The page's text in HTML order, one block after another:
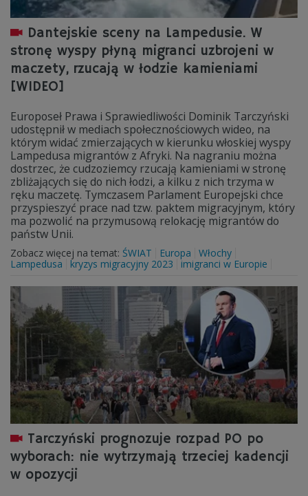
Dantejskie sceny na Lampedusie. W
stronę wyspy płyną migranci uzbrojeni w
maczety, rzucają w łodzie kamieniami
[WIDEO]
Europoseł Prawa i Sprawiedliwości Dominik Tarczyński
udostępnił w mediach społecznościowych wideo, na
którym widać zmierzających w kierunku włoskiej wyspy
Lampedusa migrantów z Afryki. Na nagraniu można
dostrzec, że cudzoziemcy rzucają kamieniami w stronę
zbliżających się do nich łodzi, a kilku z nich trzyma w
ręku maczetę. Tymczasem Parlament Europejski chce
przyspieszyć prace nad tzw. paktem migracyjnym, który
ma pozwolić na przymusową relokację migrantów do
państw Unii.
Zobacz więcej na temat: ŚWIAT Europa
Włochy
Lampedusa
kryzys migracyjny 2023 imigranci w Europie
Tarczyński prognozuje rozpad PO po
wyborach: nie wytrzymają trzeciej kadencji
w opozycji